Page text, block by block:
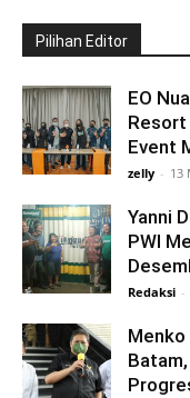
Pilihan Editor
EO
Event
zelly - 13
Yanni
PWI
Redaksi -